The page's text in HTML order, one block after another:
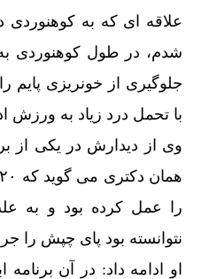
علاقه ای که به
شدم، در طول کوهنوردی
جلوگیری از خونریزی پایم
با تحمل درد زیاد به ورزش
وی از دیدارش در یکی از
را عمل کرده بود و به
نتوانسته بود پای چپش را
او ادامه داد: در آن برنامه